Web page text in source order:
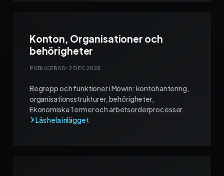
Konton, Organisationer och
behörigheter
PUBLICERAD: 2 DEC 2025
Begrepp och funktioner i Mowin: kontohantering,
organisationsstrukturer, behörigheter,
Ekonomiska Termer och arbetsorderprocesser.